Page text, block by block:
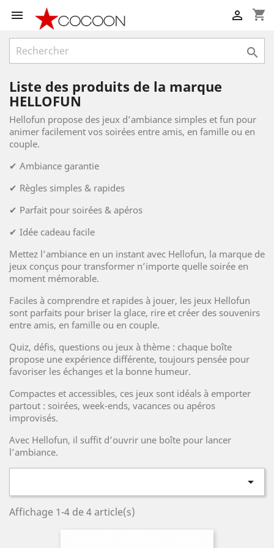
 shopping_cart


Liste des produits de la marque
HELLOFUN
Hellofun propose des jeux d’ambiance simples et fun pour
animer facilement vos soirées entre amis, en famille ou en
couple.
✔ Ambiance garantie
✔ Règles simples & rapides
✔ Parfait pour soirées & apéros
✔ Idée cadeau facile
Mettez l’ambiance en un instant avec Hellofun, la marque de
jeux conçus pour transformer n’importe quelle soirée en
moment mémorable.
Faciles à comprendre et rapides à jouer, les jeux Hellofun
sont parfaits pour briser la glace, rire et créer des souvenirs
entre amis, en famille ou en couple.
Quiz, défis, questions ou jeux à thème : chaque boîte
propose une expérience différente, toujours pensée pour
favoriser les échanges et la bonne humeur.
Compactes et accessibles, ces jeux sont idéals à emporter
partout : soirées, week-ends, vacances ou apéros
improvisés.
Avec Hellofun, il suffit d’ouvrir une boîte pour lancer
l’ambiance.

Affichage 1-4 de 4 article(s)